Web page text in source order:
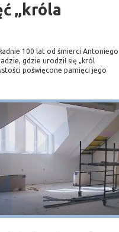
„króla
100 lat od śmierci Antoniego
gdzie urodził się „król
poświęcone pamięci jego